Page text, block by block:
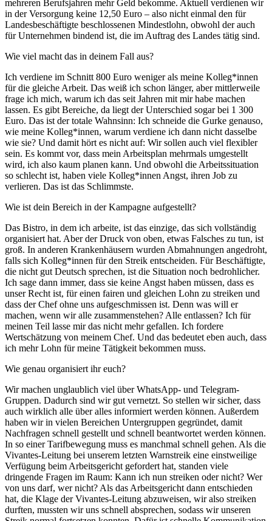
mehreren Berufsjahren mehr Geld bekomme. Aktuell verdienen wir
in der Versorgung keine 12,50 Euro – also nicht einmal den für
Landesbeschäftigte beschlossenen Mindestlohn, obwohl der auch
für Unternehmen bindend ist, die im Auftrag des Landes tätig sind.
Wie viel macht das in deinem Fall aus?
Ich verdiene im Schnitt 800 Euro weniger als meine Kolleg*innen
für die gleiche Arbeit. Das weiß ich schon länger, aber mittlerweile
frage ich mich, warum ich das seit Jahren mit mir habe machen
lassen. Es gibt Bereiche, da liegt der Unterschied sogar bei 1 300
Euro. Das ist der totale Wahnsinn: Ich schneide die Gurke genauso,
wie meine Kolleg*innen, warum verdiene ich dann nicht dasselbe
wie sie? Und damit hört es nicht auf: Wir sollen auch viel flexibler
sein. Es kommt vor, dass mein Arbeitsplan mehrmals umgestellt
wird, ich also kaum planen kann. Und obwohl die Arbeitssituation
so schlecht ist, haben viele Kolleg*innen Angst, ihren Job zu
verlieren. Das ist das Schlimmste.
Wie ist dein Bereich in der Kampagne aufgestellt?
Das Bistro, in dem ich arbeite, ist das einzige, das sich vollständig
organisiert hat. Aber der Druck von oben, etwas Falsches zu tun, ist
groß. In anderen Krankenhäusern wurden Abmahnungen angedroht,
falls sich Kolleg*innen für den Streik entscheiden. Für Beschäftigte,
die nicht gut Deutsch sprechen, ist die Situation noch bedrohlicher.
Ich sage dann immer, dass sie keine Angst haben müssen, dass es
unser Recht ist, für einen fairen und gleichen Lohn zu streiken und
dass der Chef ohne uns aufgeschmissen ist. Denn was will er
machen, wenn wir alle zusammenstehen? Alle entlassen? Ich für
meinen Teil lasse mir das nicht mehr gefallen. Ich fordere
Wertschätzung von meinem Chef. Und das bedeutet eben auch, dass
ich mehr Lohn für meine Tätigkeit bekommen muss.
Wie genau organisiert ihr euch?
Wir machen unglaublich viel über WhatsApp- und Telegram-
Gruppen. Dadurch sind wir gut vernetzt. So stellen wir sicher, dass
auch wirklich alle über alles informiert werden können. Außerdem
haben wir in vielen Bereichen Untergruppen gegründet, damit
Nachfragen schnell gestellt und schnell beantwortet werden können.
In so einer Tarifbewegung muss es manchmal schnell gehen. Als die
Vivantes-Leitung bei unserem letzten Warnstreik eine einstweilige
Verfügung beim Arbeitsgericht gefordert hat, standen viele
dringende Fragen im Raum: Kann ich nun streiken oder nicht? Wer
von uns darf, wer nicht? Als das Arbeitsgericht dann entschieden
hat, die Klage der Vivantes-Leitung abzuweisen, wir also streiken
durften, mussten wir uns schnell absprechen, sodass wir unseren